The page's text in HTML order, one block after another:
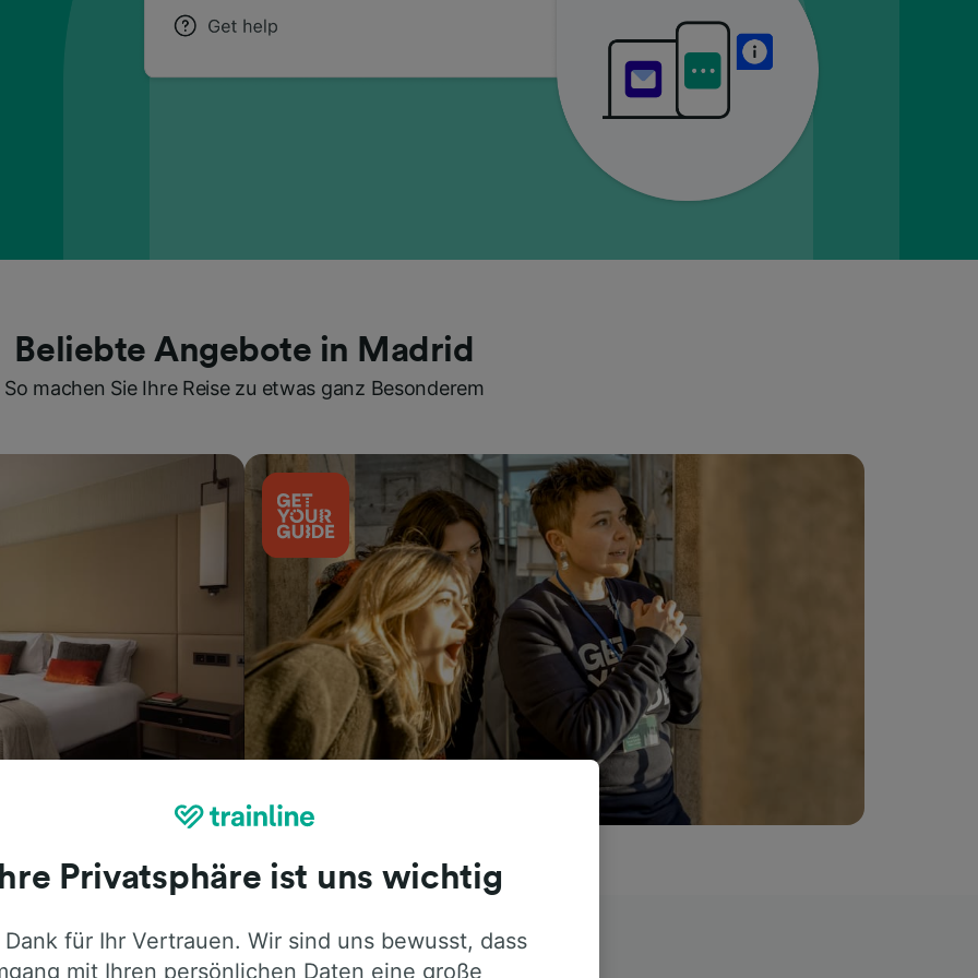
Beliebte Angebote in Madrid
So machen Sie Ihre Reise zu etwas ganz Besonderem
ehrliche Meinung von Trainline-Nutzern
Ihre Privatsphäre ist uns wichtig
für Ihr Vertrauen. Wir sind uns bewusst, dass
mit Ihren persönlichen Daten eine große